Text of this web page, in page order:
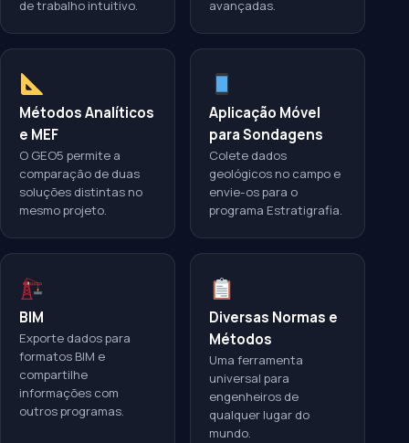
de trabalho intuitivo. avançadas.
Métodos Analíticos
e MEF
O GEO5 permite a
comparação de duas
soluções distintas no
mesmo projeto.
Aplicação Móvel
para Sondagens
Colete dados
geológicos no campo e
envie-os para o
programa Estratigrafia.
BIM
Exporte dados para
formatos BIM e
compartilhe
informações com
outros programas.
Diversas Normas e
Métodos
Uma ferramenta
universal para
engenheiros de
qualquer lugar do
mundo.